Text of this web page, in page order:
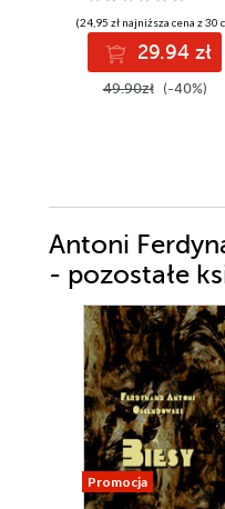
(24,95 zł najniższa cena z 30
29.94 zł
49.90zł (-40%)
Antoni
- pozostałe
Promocja